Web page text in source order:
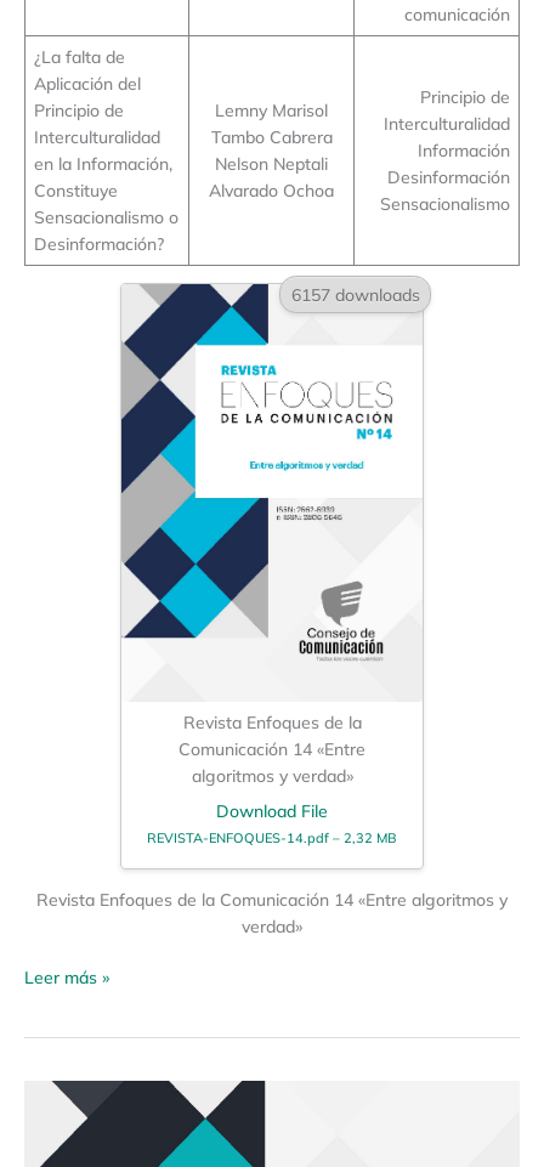
comunicación
¿La falta de
Aplicación del
Principio de
Interculturalidad
en la Información,
Constituye
Sensacionalismo o
Desinformación?
Lemny Marisol
Tambo Cabrera
Nelson Neptali
Alvarado Ochoa
Principio de
Interculturalidad
Información
Desinformación
Sensacionalismo
6157 downloads
Revista Enfoques de la
Comunicación 14 «Entre
algoritmos y verdad»
Download File
REVISTA-ENFOQUES-14.pdf – 2,32 MB
Revista Enfoques de la Comunicación 14 «Entre algoritmos y
verdad»
Leer más »
Revista
Enfoques